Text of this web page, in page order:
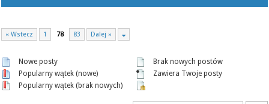
« Wstecz 1 78 83 Dalej »
Nowe posty
Popularny wątek (nowe)
Popularny wątek (brak nowych)
Brak nowych postów
Zawiera Twoje posty